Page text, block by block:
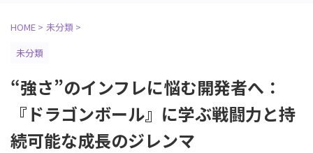
HOME > 未分類 >
未分類
“強さ”のインフレに悩む開発者へ：
『ドラゴンボール』に学ぶ戦闘力と持
続可能な成長のジレンマ